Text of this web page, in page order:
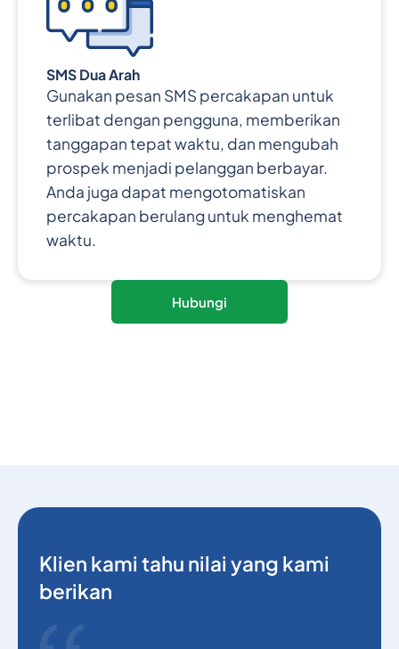
SMS Dua Arah
Gunakan pesan SMS percakapan untuk
terlibat dengan pengguna, memberikan
tanggapan tepat waktu, dan mengubah
prospek menjadi pelanggan berbayar.
Anda juga dapat mengotomatiskan
percakapan berulang untuk menghemat
waktu.
Hubungi
Klien kami tahu nilai yang kami
berikan